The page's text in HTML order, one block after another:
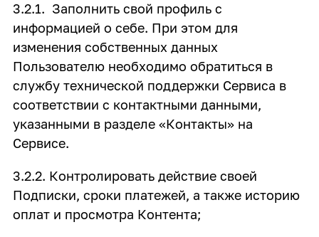
3.2.1. Заполнить свой профиль с
информацией о себе. При этом для
изменения собственных данных
Пользователю необходимо обратиться в
службу технической поддержки Сервиса в
соответствии с контактными данными,
указанными в разделе «Контакты» на
Сервисе.
3.2.2. Контролировать действие своей
Подписки, сроки платежей, а также историю
оплат и просмотра Контента;